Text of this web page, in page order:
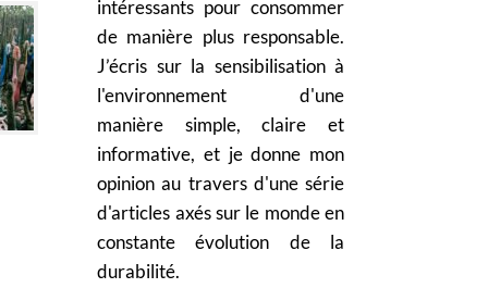
intéressants pour consommer
de manière plus responsable.
J’écris sur la sensibilisation à
l'environnement d'une
manière simple, claire et
informative, et je donne mon
opinion au travers d'une série
d'articles axés sur le monde en
constante évolution de la
durabilité.